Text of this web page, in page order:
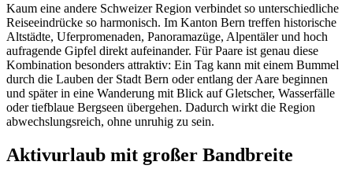
Kaum eine andere Schweizer Region verbindet so unterschiedliche
Reiseeindrücke so harmonisch. Im Kanton Bern treffen historische
Altstädte, Uferpromenaden, Panoramazüge, Alpentäler und hoch
aufragende Gipfel direkt aufeinander. Für Paare ist genau diese
Kombination besonders attraktiv: Ein Tag kann mit einem Bummel
durch die Lauben der Stadt Bern oder entlang der Aare beginnen
und später in eine Wanderung mit Blick auf Gletscher, Wasserfälle
oder tiefblaue Bergseen übergehen. Dadurch wirkt die Region
abwechslungsreich, ohne unruhig zu sein.
Aktivurlaub mit großer Bandbreite